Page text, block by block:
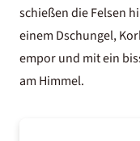
schießen die Felsen
einem Dschungel,
empor und mit ein
am Himmel.